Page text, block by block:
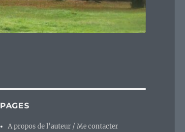
PAGES
A propos de l’auteur / Me contacter